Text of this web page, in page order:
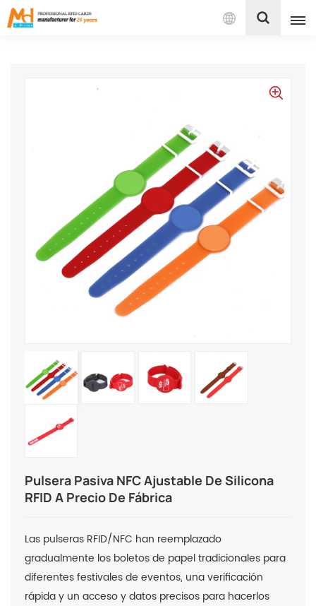
Español
Français
Español
Português
بالعربية
Pulsera Pasiva NFC Ajustable De Silicona
RFID A Precio De Fábrica
Las pulseras RFID/NFC han reemplazado
gradualmente los boletos de papel tradicionales para
diferentes festivales de eventos, una verificación
rápida y un acceso y datos precisos para hacerlos